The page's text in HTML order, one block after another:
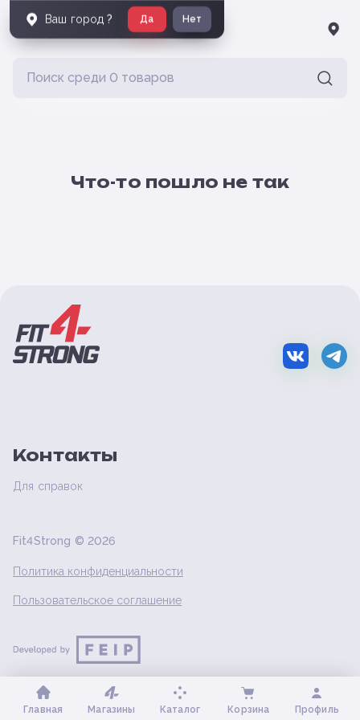
Что-то пошло не так
Контакты
Для справок
Fit4Strong © 2026
Политика конфиденциальности
Пользовательское соглашение
Главная Магазины Каталог Корзина Профиль
Ваш город ? Да Нет